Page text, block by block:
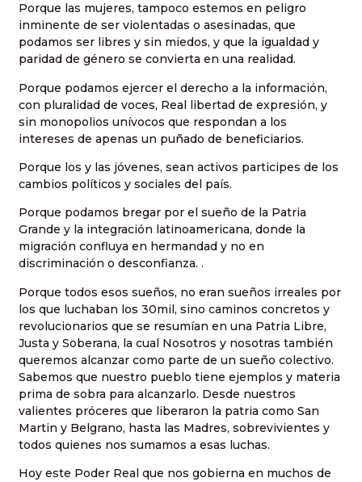
Porque las mujeres, tampoco estemos en peligro
inminente de ser violentadas o asesinadas, que
podamos ser libres y sin miedos, y que la igualdad y
paridad de género se convierta en una realidad.
Porque podamos ejercer el derecho a la información,
con pluralidad de voces, Real libertad de expresión, y
sin monopolios unívocos que respondan a los
intereses de apenas un puñado de beneficiarios.
Porque los y las jóvenes, sean activos participes de los
cambios políticos y sociales del país.
Porque podamos bregar por el sueño de la Patria
Grande y la integración latinoamericana, donde la
migración confluya en hermandad y no en
discriminación o desconfianza. .
Porque todos esos sueños, no eran sueños irreales por
los que luchaban los 30mil, sino caminos concretos y
revolucionarios que se resumían en una Patria Libre,
Justa y Soberana, la cual Nosotros y nosotras también
queremos alcanzar como parte de un sueño colectivo.
Sabemos que nuestro pueblo tiene ejemplos y materia
prima de sobra para alcanzarlo. Desde nuestros
valientes próceres que liberaron la patria como San
Martin y Belgrano, hasta las Madres, sobrevivientes y
todos quienes nos sumamos a esas luchas.
Hoy este Poder Real que nos gobierna en muchos de